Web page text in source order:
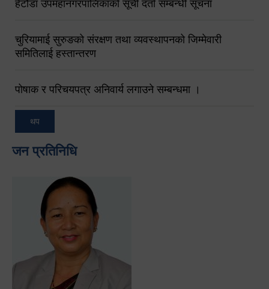
हेटौंडा उपमहानगरपालिकाको सूची दर्ता सम्बन्धी सूचना
चुरियामाई सुरुङको संरक्षण तथा व्यवस्थापनको जिम्मेवारी
समितिलाई हस्तान्तरण
पोषाक र परिचयपत्र अनिवार्य लगाउने सम्बन्धमा ।
थप
जन प्रतिनिधि